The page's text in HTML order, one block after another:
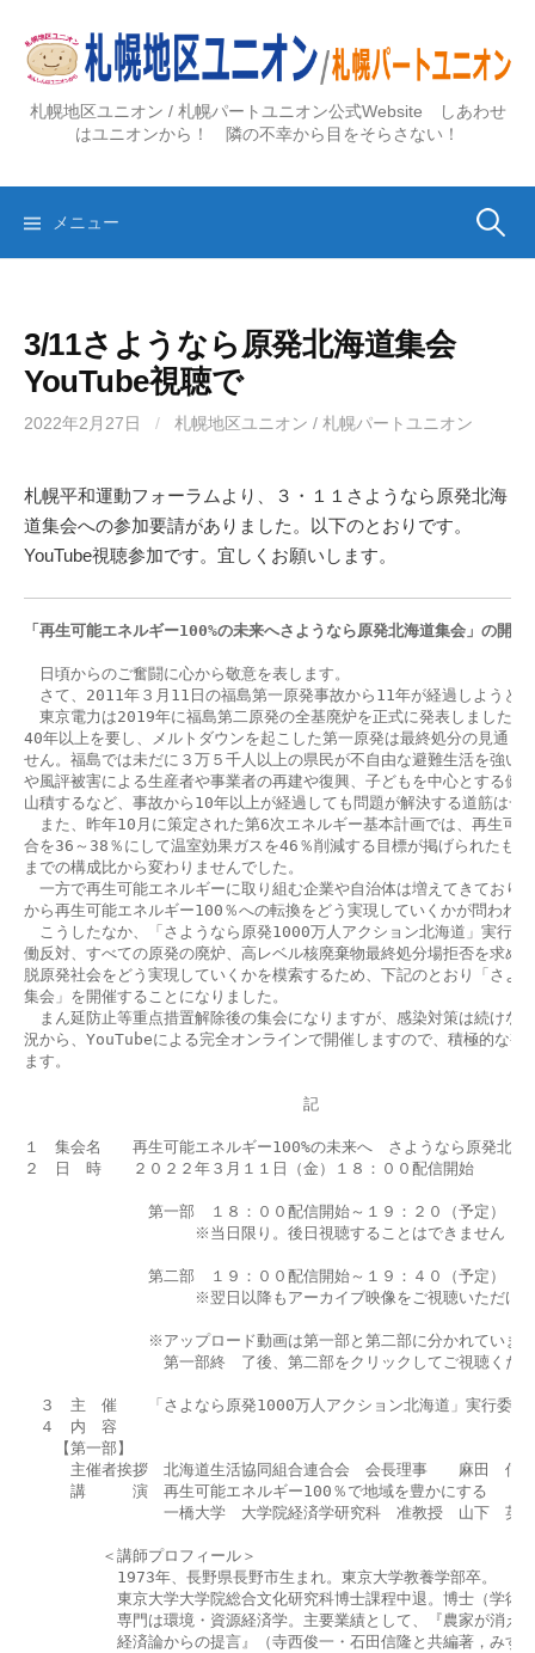
ス
札幌地区ユニオン / 札幌パートユニオン公式Website しあわせ
はユニオンから！ 隣の不幸から目をそらさない！
メニュー 検
3/11さようなら原発北海道集会
YouTube視聴で
2022年2月27日 / 札幌地区ユニオン / 札幌パートユニオン
札幌平和運動フォーラムより、３・１１さようなら原発北海
道集会への参加要請がありました。以下のとおりです。
YouTube視聴参加です。宜しくお願いします。
「再生可能エネルギー100%の未来へさようなら原発北海道集会」の開催
日頃からのご奮闘に心から敬意を表します。
さて、2011年３月11日の福島第一原発事故から11年が経過しようと
東京電力は2019年に福島第二原発の全基廃炉を正式に発表しましたが
40年以上を要し、メルトダウンを起こした第一原発は最終処分の見通し
せん。福島では未だに３万５千人以上の県民が不自由な避難生活を強い
や風評被害による生産者や事業者の再建や復興、子どもを中心とする健
山積するなど、事故から10年以上が経過しても問題が解決する道筋は一
また、昨年10月に策定された第6次エネルギー基本計画では、再生可
合を36～38％にして温室効果ガスを46％削減する目標が掲げられたも
までの構成比から変わりませんでした。
一方で再生可能エネルギーに取り組む企業や自治体は増えてきており
から再生可能エネルギー100％への転換をどう実現していくかが問われ
こうしたなか、「さようなら原発1000万人アクション北海道」実行委
働反対、すべての原発の廃炉、高レベル核廃棄物最終処分場拒否を求め
脱原発社会をどう実現していくかを模索するため、下記のとおり「さよ
集会」を開催することになりました。
まん延防止等重点措置解除後の集会になりますが、感染対策は続けな
況から、YouTubeによる完全オンラインで開催しますので、積極的な視
ます。
記
１　集会名　　再生可能エネルギー100%の未来へ　さようなら原発北海
２　日　時　　２０２２年３月１１日（金）１８：００配信開始
第一部　１８：００配信開始～１９：２０（予定）
※当日限り。後日視聴することはできません
第二部　１９：００配信開始～１９：４０（予定）
※翌日以降もアーカイブ映像をご視聴いただけま
※アップロード動画は第一部と第二部に分かれています
第一部終　了後、第二部をクリックしてご視聴くださ
３　主　催　　「さよなら原発1000万人アクション北海道」実行委員
４　内　容
【第一部】
主催者挨拶　北海道生活協同組合連合会　会長理事　　麻田　信
講　　　演　再生可能エネルギー100％で地域を豊かにする
一橋大学　大学院経済学研究科　准教授　山下　英俊
＜講師プロフィール＞
1973年、長野県長野市生まれ。東京大学教養学部卒。
東京大学大学院総合文化研究科博士課程中退。博士（学術
専門は環境・資源経済学。主要業績として、『農家が消える
経済論からの提言』（寺西俊一・石田信隆と共編著，みすず